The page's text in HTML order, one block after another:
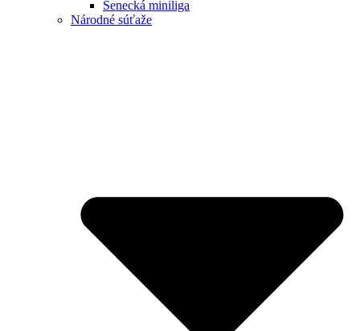
Senecká miniliga
Národné súťaže